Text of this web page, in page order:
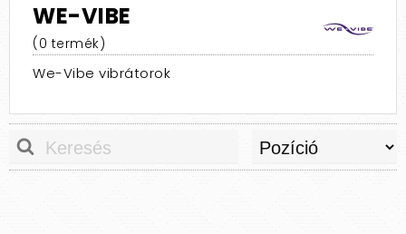
WE-VIBE
(0 termék)
We-Vibe vibrátorok